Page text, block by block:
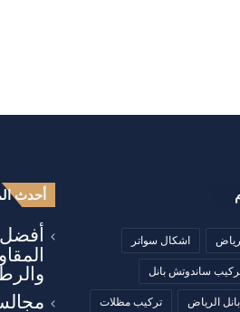
اشكال سواتر
ساندوتش بانل
الرياض تركيب مظلات
أحدث
أفضل